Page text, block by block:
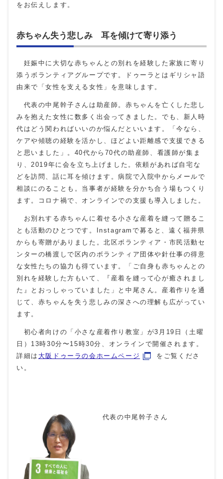
をお伝えします。
赤ちゃん失う悲しみ 耳を傾けて寄り添う
妊娠中に大切な赤ちゃんとの別れを経験した家族に寄り
添うボランティアグループです。ドゥーラとはギリシャ語
由来で「女性を支える女性」を意味します。
代表の中尾幹子さんは助産師。赤ちゃんを亡くした悲し
みを抱えた女性に数多く出会ってきました。でも、新人時
代はどう関わればいいのか悩んだといいます。「今なら、
ケアや傾聴の経験を活かし、ほどよい距離感で支援できる
と思いました」。40代から70代の助産師、看護師が集ま
り、2019年に会を立ち上げました。依頼があれば自宅な
どを訪問、話に耳を傾けます。病院で入院中からメールで
相談にのることも。当事者が経験を分かち合う場もつくり
ます。コロナ禍で、オンラインでの支援も導入しました。
お別れする赤ちゃんに着せる小さな産着を縫って贈るこ
とも活動のひとつです。Instagramで募ると、遠く福井県
からも寄贈がありました。北区ボランティア・市民活動セ
ンターの橋渡しで区内のボランティア団体や針仕事の得意
な女性たちの協力も得ています。「ご自身も赤ちゃんとの
別れを経験した方もいて、『産着を縫って心が癒されまし
た』とおっしゃっていました」と中尾さん。産着作りを通
じて、赤ちゃんを失う悲しみの深さへの理解も広がってい
ます。
初心者向けの「小さな産着作り教室」が3月19日（土曜
日）13時30分〜15時30分、オンラインで開催されます。
詳細は 大阪ドゥーラの会ホームページ
をご覧くださ
い。
代表の中尾幹子さん